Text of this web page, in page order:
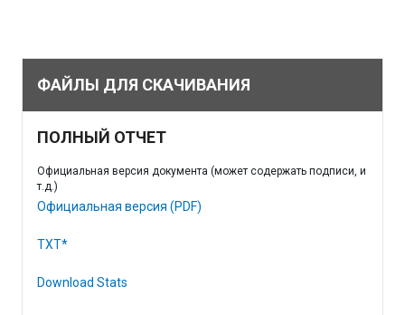
ФАЙЛЫ ДЛЯ СКАЧИВАНИЯ
ПОЛНЫЙ ОТЧЕТ
Официальная версия документа (может содержать подписи, и
т.д.)
Официальная версия (PDF)
TXT*
Download Stats